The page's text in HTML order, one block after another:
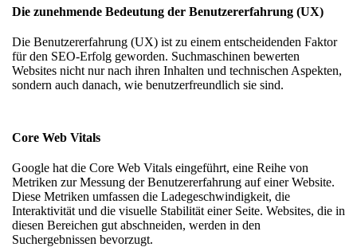
Die zunehmende Bedeutung der Benutzererfahrung (UX)
Die Benutzererfahrung (UX) ist zu einem entscheidenden Faktor
für den SEO-Erfolg geworden. Suchmaschinen bewerten
Websites nicht nur nach ihren Inhalten und technischen Aspekten,
sondern auch danach, wie benutzerfreundlich sie sind.
Core Web Vitals
Google hat die Core Web Vitals eingeführt, eine Reihe von
Metriken zur Messung der Benutzererfahrung auf einer Website.
Diese Metriken umfassen die Ladegeschwindigkeit, die
Interaktivität und die visuelle Stabilität einer Seite. Websites, die in
diesen Bereichen gut abschneiden, werden in den
Suchergebnissen bevorzugt.